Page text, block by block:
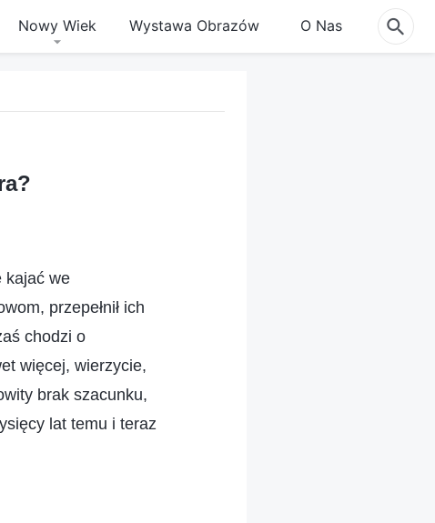
Nowy Wiek Wystawa Obrazów O Nas
kajać we
przepełnił ich
chodzi o
więcej, wierzycie,
brak szacunku,
lat temu i teraz